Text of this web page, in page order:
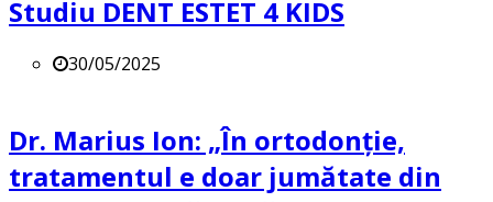
Studiu DENT ESTET 4 KIDS
30/05/2025
Dr. Marius Ion: „În ortodonție,
tratamentul e doar jumătate din